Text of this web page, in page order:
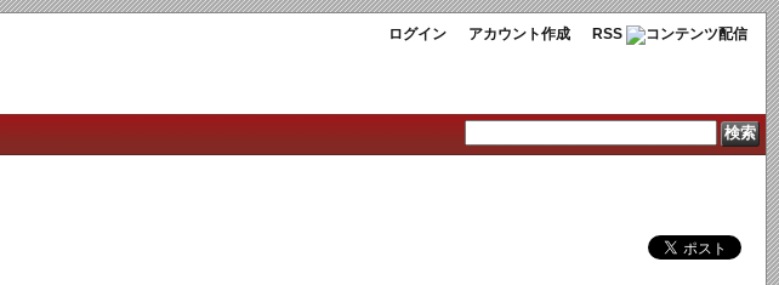
ログイン アカウント作成 RSS